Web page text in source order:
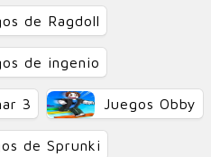
de Ragdoll
de ingenio
3 Juegos Obby
de Sprunki